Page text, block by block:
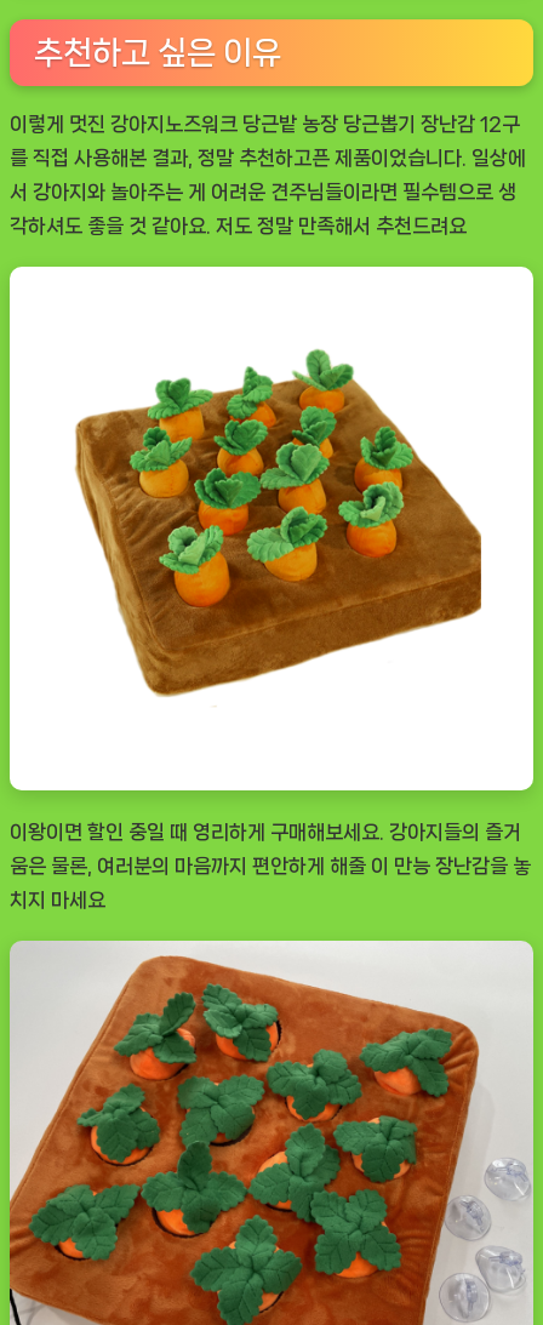
추천하고 싶은 이유
이렇게 멋진 강아지노즈워크 당근밭 농장 당근뽑기 장난감 12구
를 직접 사용해본 결과, 정말 추천하고픈 제품이었습니다. 일상에
서 강아지와 놀아주는 게 어려운 견주님들이라면 필수템으로 생
각하셔도 좋을 것 같아요. 저도 정말 만족해서 추천드려요
이왕이면 할인 중일 때 영리하게 구매해보세요. 강아지들의 즐거
움은 물론, 여러분의 마음까지 편안하게 해줄 이 만능 장난감을 놓
치지 마세요